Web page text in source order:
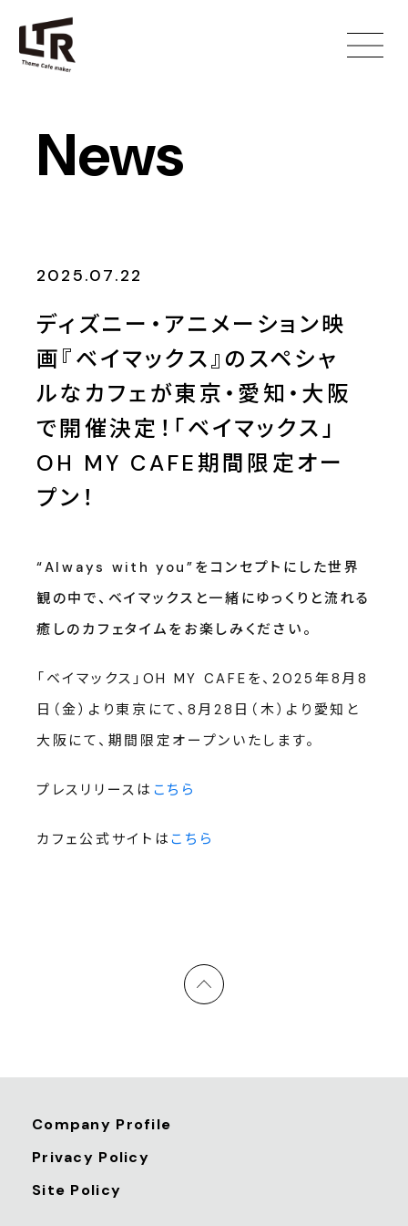
News
2025.07.22
ディズニー・アニメーション映
画『ベイマックス』のスペシャ
ルなカフェが東京・愛知・大阪
で開催決定！「ベイマックス」
OH MY CAFE期間限定オー
プン！
“Always with you”をコンセプトにした世界
観の中で、ベイマックスと一緒にゆっくりと流れる
癒しのカフェタイムをお楽しみください。
「ベイマックス」OH MY CAFEを、2025年8月8
日（金）より東京にて、8月28日（木）より愛知と
大阪にて、期間限定オープンいたします。
プレスリリースは こちら
カフェ公式サイトは こちら
Company Profile
Privacy Policy
Site Policy